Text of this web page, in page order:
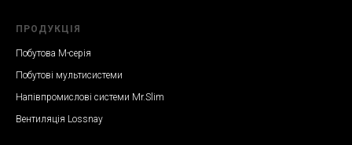
ПРОДУКЦІЯ
Побутова M-серія
Побутові мультисистеми
Напівпромислові системи Mr.Slim
Вентиляція Lossnay